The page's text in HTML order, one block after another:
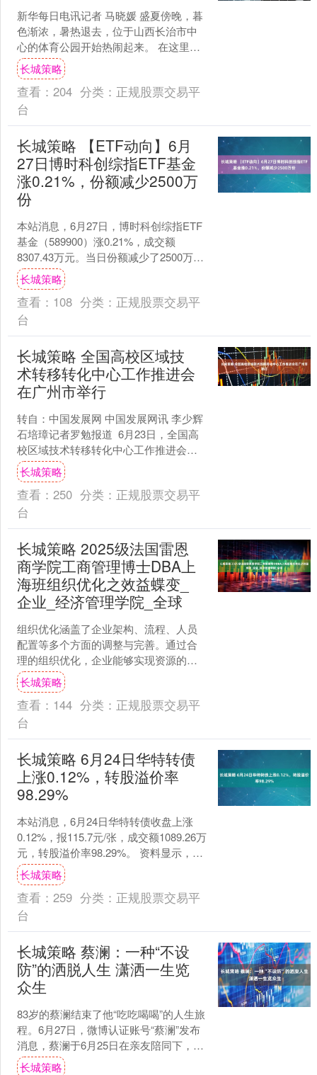
新华每日电讯记者 马晓媛 盛夏傍晚，暮
色渐浓，暑热退去，位于山西长治市中
心的体育公园开始热闹起来。 在这里，
健身的“打开方式”可以很特别：在健身步
道的屏幕前“刷....
长城策略
查看： 204 分类： 正规股票交易平
台
长城策略 【ETF动向】6月
27日博时科创综指ETF基金
涨0.21%，份额减少2500万
份
本站消息，6月27日，博时科创综指ETF
基金（589900）涨0.21%，成交额
8307.43万元。当日份额减少了2500万
份，最新份额为12.59亿份，近20....
长城策略
查看： 108 分类： 正规股票交易平
台
长城策略 全国高校区域技
术转移转化中心工作推进会
在广州市举行
转自：中国发展网 中国发展网讯 李少辉
石培璋记者罗勉报道 6月23日，全国高
校区域技术转移转化中心工作推进会在
广州市召开，据了解，会前，广东省委
书记黄坤明，....
长城策略
查看： 250 分类： 正规股票交易平
台
长城策略 2025级法国雷恩
商学院工商管理博士DBA上
海班组织优化之效益蝶变_
企业_经济管理学院_全球
组织优化涵盖了企业架构、流程、人员
配置等多个方面的调整与完善。通过合
理的组织优化，企业能够实现资源的高
效配置，减少不必要的环节和浪费，从
而降低成本，提高生产效率....
长城策略
查看： 144 分类： 正规股票交易平
台
长城策略 6月24日华特转债
上涨0.12%，转股溢价率
98.29%
本站消息，6月24日华特转债收盘上涨
0.12%，报115.7元/张，成交额1089.26万
元，转股溢价率98.29%。 资料显示，华
特转债信用级别为“AA-”，....
长城策略
查看： 259 分类： 正规股票交易平
台
长城策略 蔡澜：一种“不设
防”的洒脱人生 潇洒一生览
众生
83岁的蔡澜结束了他“吃吃喝喝”的人生旅
程。6月27日，微博认证账号“蔡澜”发布
消息，蔡澜于6月25日在亲友陪同下，在
香港养和医院安详离世。遵从其本人意
长城策略